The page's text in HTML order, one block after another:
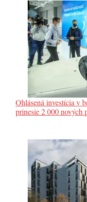
Ohlásená investícia v
prinesie 2 000 nových